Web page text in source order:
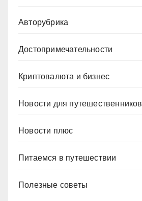
Авторубрика
Достопримечательности
Криптовалюта и бизнес
Новости для путешественников
Новости плюс
Питаемся в путешествии
Полезные советы